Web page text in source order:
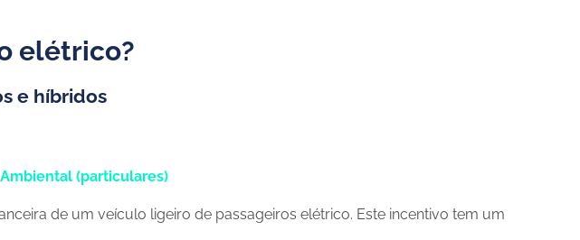
elétrico?
e híbridos
(particulares)
de um veículo ligeiro de passageiros elétrico. Este incentivo tem um